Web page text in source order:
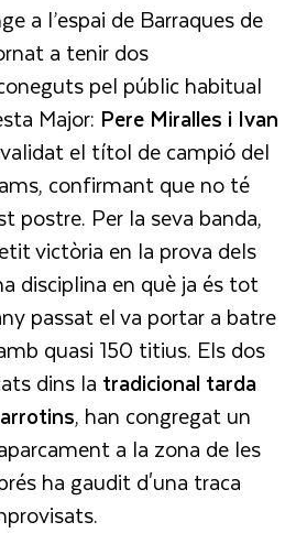
a l’espai de Barraques de
a tenir dos
pel públic habitual
Major: Pere Miralles i Ivan
el títol de campió del
confirmant que no té
postre. Per la seva banda,
victòria en la prova dels
disciplina en què ja és tot
passat el va portar a batre
quasi 150 titius. Els dos
dins la tradicional tarda
, han congregat un
a la zona de les
ha gaudit d'una traca